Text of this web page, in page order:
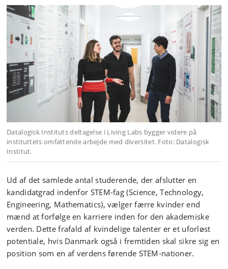
Datalogisk Instituts deltagelse i Living Labs bygger videre på
instituttets omfattende arbejde med diversitet. Foto: Datalogisk
Institut.
Ud af det samlede antal studerende, der afslutter en
kandidatgrad indenfor STEM-fag (Science, Technology,
Engineering, Mathematics), vælger færre kvinder end
mænd at forfølge en karriere inden for den akademiske
verden. Dette frafald af kvindelige talenter er et uforløst
potentiale, hvis Danmark også i fremtiden skal sikre sig en
position som en af verdens førende STEM-nationer.